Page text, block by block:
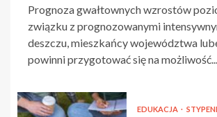
Prognoza gwałtownych wzrostów
związku z prognozowanymi
deszczu, mieszkańcy województwa
powinni przygotować się na możliwość...
EDUKACJA